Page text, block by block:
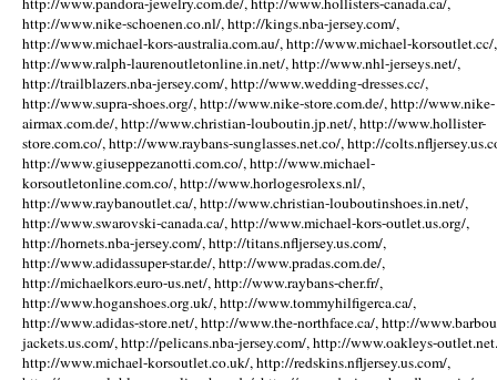
http://www.nike-schoenen.co.nl/, http://kings.nba-jersey.com/,
http://www.michael-kors-australia.com.au/, http://www.michael-korsoutlet.cc/,
http://www.ralph-laurenoutletonline.in.net/, http://www.nhl-jerseys.net/,
http://trailblazers.nba-jersey.com/, http://www.wedding-dresses.cc/,
http://www.supra-shoes.org/, http://www.nike-store.com.de/, http://www.nike-
airmax.com.de/, http://www.christian-louboutin.jp.net/, http://www.hollister-
store.com.co/, http://www.raybans-sunglasses.net.co/, http://
http://www.giuseppezanotti.com.co/, http://www.michael-
korsoutletonline.com.co/, http://www.horlogesrolexs.nl/,
http://www.raybanoutlet.ca/, http://www.christian-louboutinshoes.in.net/,
http://www.swarovski-canada.ca/, http://www.michael-kors-outlet.us.org/,
http://hornets.nba-jersey.com/, http://titans.nfljersey.us.com/,
http://www.adidassuper-star.de/, http://www.pradas.com.de/,
http://michaelkors.euro-us.net/, http://www.raybans-cher.fr/,
http://www.hoganshoes.org.uk/, http://www.tommyhilfigerca.ca/,
http://www.adidas-store.net/, http://www.the-northface.ca/, http://
jackets.us.com/, http://pelicans.nba-jersey.com/, http://www.oakleys-
http://www.michael-korsoutlet.co.uk/, http://redskins.nfljersey.us.com/,